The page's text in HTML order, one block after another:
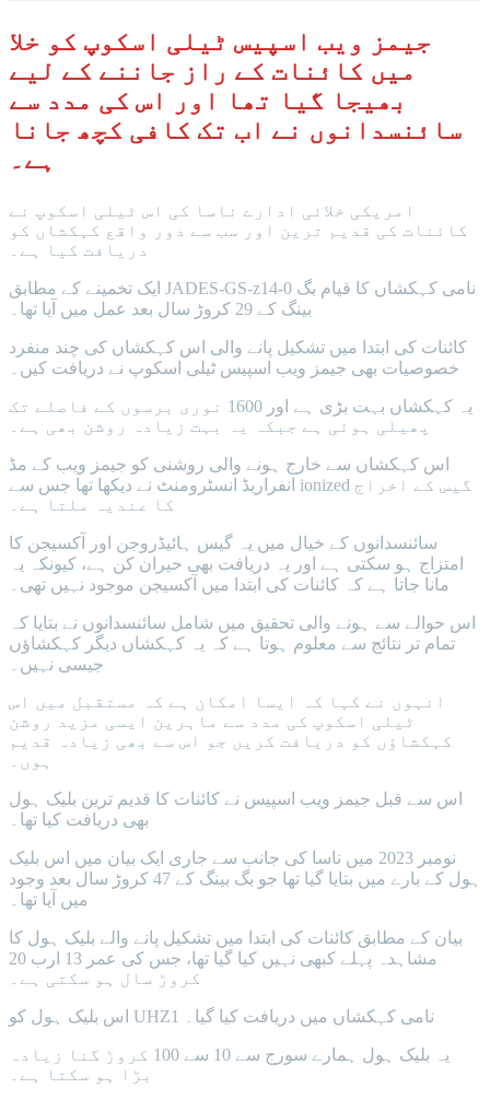
جیمز ویب اسپیس ٹیلی اسکوپ کو خلا
میں کائنات کے راز جاننے کے لیے
بھیجا گیا تھا اور اس کی مدد سے
سائنسدانوں نے اب تک کافی کچھ جانا
ہے۔
امریکی خلائی ادارے ناسا کی اس ٹیلی اسکوپ نے
کائنات کی قدیم ترین اور سب سے دور واقع کہکشاں کو
دریافت کیا ہے۔
ایک تخمینے کے مطابق JADES-GS-z14-0 نامی کہکشاں کا قیام بگ
بینگ کے 29 کروڑ سال بعد عمل میں آیا تھا۔
کائنات کی ابتدا میں تشکیل پانے والی اس کہکشاں کی چند منفرد
خصوصیات بھی جیمز ویب اسپیس ٹیلی اسکوپ نے دریافت کیں۔
یہ کہکشاں بہت بڑی ہے اور 1600 نوری برسوں کے فاصلے تک
پھیلی ہوئی ہے جبکہ یہ بہت زیادہ روشن بھی ہے۔
اس کہکشاں سے خارج ہونے والی روشنی کو جیمز ویب کے مڈ
انفراریڈ انسٹرومنٹ نے دیکھا تھا جس سے ionized گیس کے اخراج
کا عندیہ ملتا ہے۔
سائنسدانوں کے خیال میں یہ گیس ہائیڈروجن اور آکسیجن کا
امتزاج ہو سکتی ہے اور یہ دریافت بھی حیران کن ہے، کیونکہ یہ
مانا جاتا ہے کہ کائنات کی ابتدا میں آکسیجن موجود نہیں تھی۔
اس حوالے سے ہونے والی تحقیق میں شامل سائنسدانوں نے بتایا کہ
تمام تر نتائج سے معلوم ہوتا ہے کہ یہ کہکشاں دیگر کہکشاؤں
جیسی نہیں۔
انہوں نے کہا کہ ایسا امکان ہے کہ مستقبل میں اس
ٹیلی اسکوپ کی مدد سے ماہرین ایسی مزید روشن
کہکشاؤں کو دریافت کریں جو اس سے بھی زیادہ قدیم
ہوں۔
اس سے قبل جیمز ویب اسپیس نے کائنات کا قدیم ترین بلیک ہول
بھی دریافت کیا تھا۔
نومبر 2023 میں ناسا کی جانب سے جاری ایک بیان میں اس بلیک
ہول کے بارے میں بتایا گیا تھا جو بگ بینگ کے 47 کروڑ سال بعد وجود
میں آیا تھا۔
بیان کے مطابق کائنات کی ابتدا میں تشکیل پانے والے بلیک ہول کا
مشاہدہ پہلے کبھی نہیں کیا گیا تھا، جس کی عمر 13 ارب 20
کروڑ سال ہو سکتی ہے۔
اس بلیک ہول کو UHZ1 نامی کہکشاں میں دریافت کیا گیا۔
یہ بلیک ہول ہمارے سورج سے 10 سے 100 کروڑ گنا زیادہ
بڑا ہو سکتا ہے۔